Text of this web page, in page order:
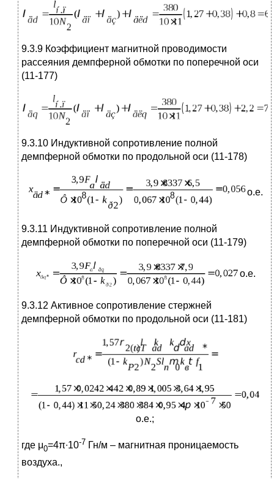
9.3.9 Коэффициент магнитной проводимости
рассеяния демпферной обмотки по поперечной оси
(11-177)
9.3.10 Индуктивной сопротивление полной
демпферной обмотки по продольной оси (11-178)
о.е.
9.3.11 Индуктивной сопротивление полной
демпферной обмотки по поперечной оси (11-179)
о.е.
9.3.12 Активное сопротивление стержней
демпферной обмотки по продольной оси (11-181)
о.е.;
где μ0=4π∙10-7 Гн/м – магнитная проницаемость
воздуха.,